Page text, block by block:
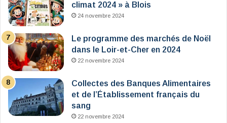
climat 2024 » à Blois
24 novembre 2024
Le programme des marchés de Noël
dans le Loir-et-Cher en 2024
22 novembre 2024
Collectes des Banques Alimentaires
et de l’Établissement français du
sang
22 novembre 2024